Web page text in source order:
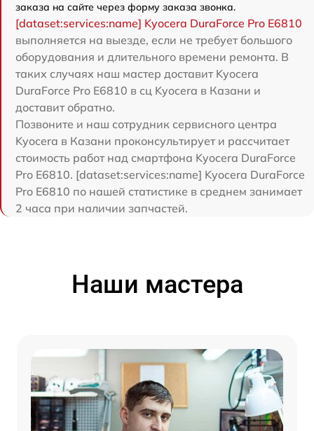
заказа на сайте через форму заказа звонка.
[dataset:services:name] Kyocera DuraForce Pro E6810
выполняется на выезде, если не требует большого
оборудования и длительного времени ремонта. В
таких случаях наш мастер доставит Kyocera
DuraForce Pro E6810 в сц Kyocera в Казани и
доставит обратно.
Позвоните и наш сотрудник сервисного центра
Kyocera в Казани проконсультирует и рассчитает
стоимость работ над смартфона Kyocera DuraForce
Pro E6810. [dataset:services:name] Kyocera DuraForce
Pro E6810 по нашей статистике в среднем занимает
2 часа при наличии запчастей.
Наши мастера